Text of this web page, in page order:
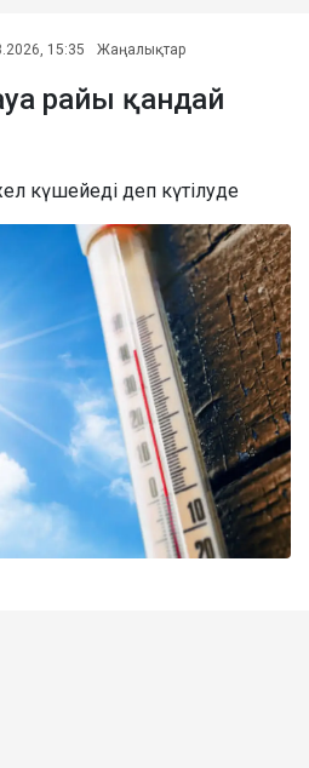
15:35 Жаңалықтар
райы қандай
күшейеді деп күтілуде